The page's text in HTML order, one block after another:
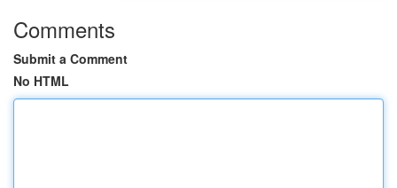
Comments
Submit a Comment
No HTML